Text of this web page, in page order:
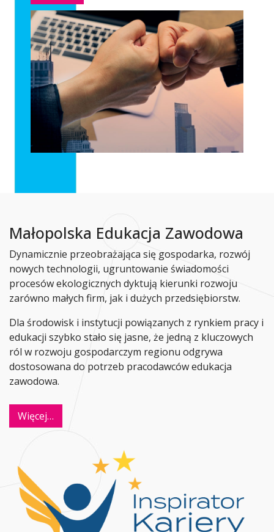
Małopolska Edukacja Zawodowa
Dynamicznie przeobrażająca się gospodarka, rozwój
nowych technologii, ugruntowanie świadomości
procesów ekologicznych dyktują kierunki rozwoju
zarówno małych firm, jak i dużych przedsiębiorstw.
Dla środowisk i instytucji powiązanych z rynkiem pracy i
edukacji szybko stało się jasne, że jedną z kluczowych
ról w rozwoju gospodarczym regionu odgrywa
dostosowana do potrzeb pracodawców edukacja
zawodowa.
Więcej…